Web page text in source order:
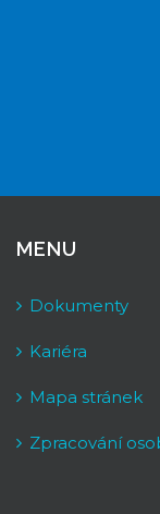
MENU
Dokumenty
Kariéra
Mapa stránek
Zpracování